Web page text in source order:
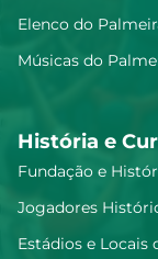
Elenco do
Músicas do
História e
Fundação e
Jogadores
Estádios e Locais